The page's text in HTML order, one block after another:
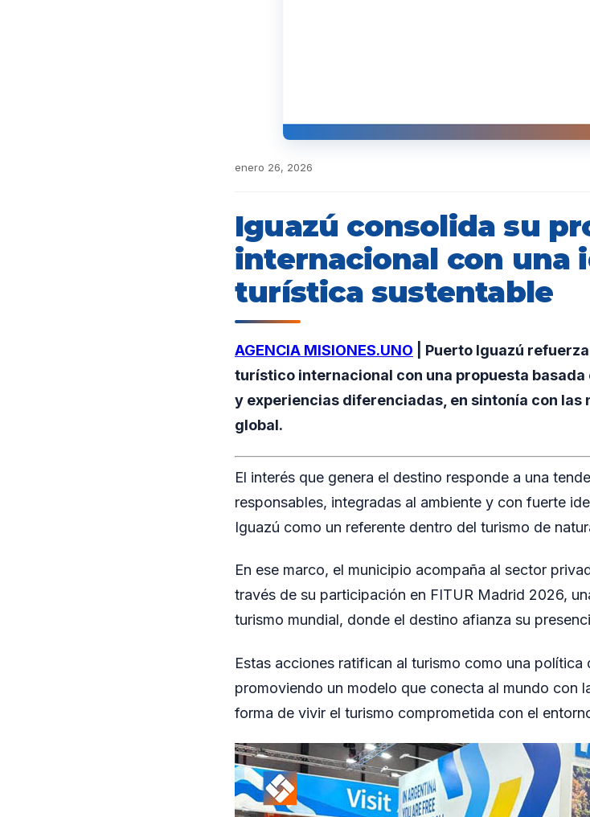
enero 26, 2026
Iguazú consolida su
internacional con una
turística sustentable
AGENCIA MISIONES.UNO | Puerto Iguazú
turístico internacional con una propuesta
y experiencias diferenciadas, en sintonía con las
global.
El interés que genera el destino responde a una
responsables, integradas al ambiente y con fuerte
Iguazú como un referente dentro del turismo de
En ese marco, el municipio acompaña al sector
través de su participación en FITUR Madrid 2026,
turismo mundial, donde el destino afianza su
Estas acciones ratifican al turismo como una
promoviendo un modelo que conecta al mundo con
forma de vivir el turismo comprometida con el